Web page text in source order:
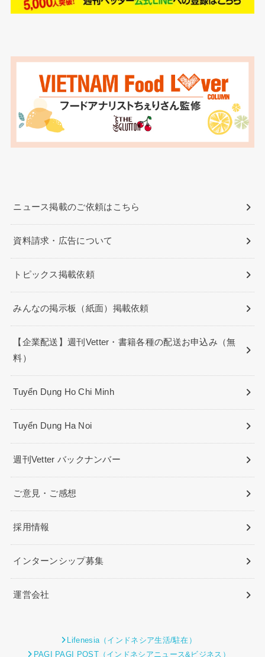
ニュース掲載のご依頼はこちら
資料請求・広告について
トピックス掲載依頼
みんなの掲示板（紙面）掲載依頼
【企業配送】週刊Vetter・書籍各種の配送お申込み（無
料）
Tuyển Dụng Ho Chi Minh
Tuyển Dụng Ha Noi
週刊Vetter バックナンバー
ご意見・ご感想
採用情報
インターンシップ募集
運営会社
Lifenesia（インドネシア生活/駐在）
PAGI PAGI POST（インドネシアニュース&ビジネス）